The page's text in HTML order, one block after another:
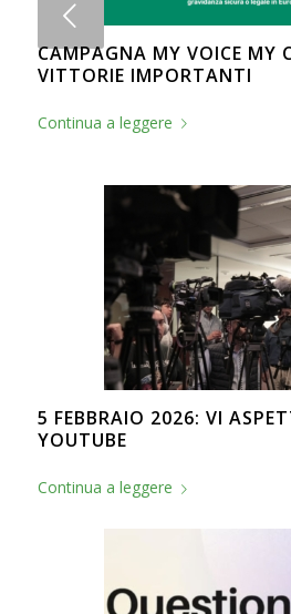
CAMPAGNA MY VOICE MY
VITTORIE IMPORTANTI
Continua a leggere
5 FEBBRAIO 2026: VI
YOUTUBE
Continua a leggere
Succ